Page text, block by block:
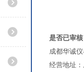
是否已审
成都华诚
经营地址